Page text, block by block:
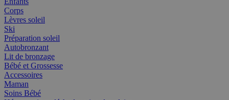
Corps
Lèvres soleil
Ski
Préparation soleil
Autobronzant
Lit de bronzage
Bébé et Grossesse
Accessoires
Maman
Soins Bébé